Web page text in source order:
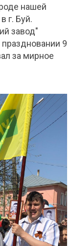
нашей
г. Буй.
завод"
9
за мирное